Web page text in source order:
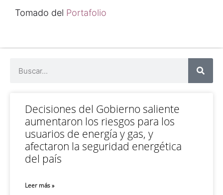
Tomado del Portafolio
Decisiones del Gobierno saliente
aumentaron los riesgos para los
usuarios de energía y gas, y
afectaron la seguridad energética
del país
Leer más »